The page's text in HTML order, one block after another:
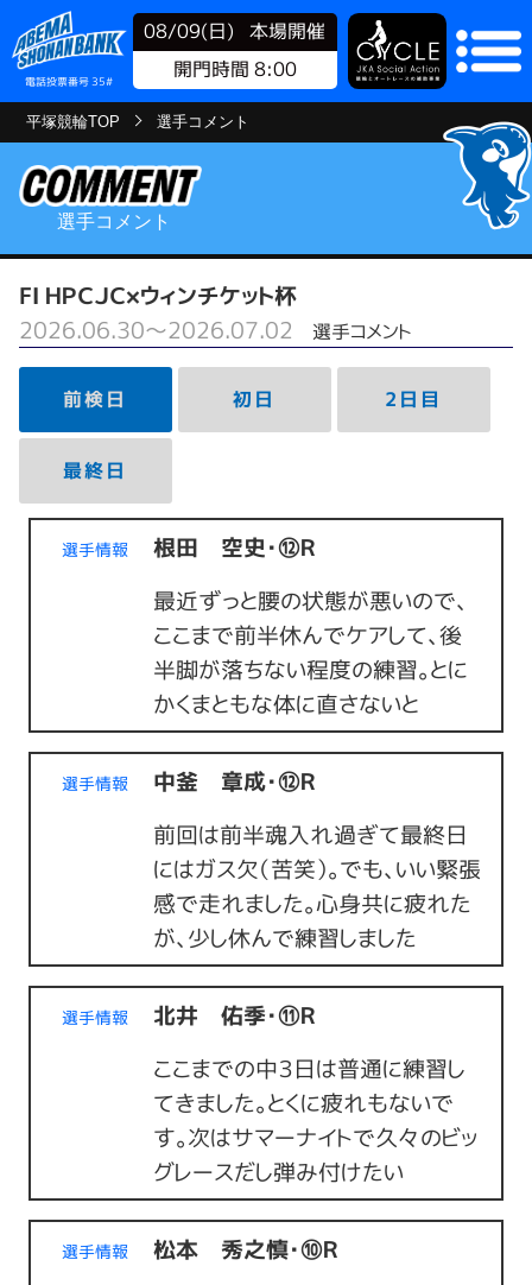
電話投票番号 35#
08/09(日)
本場開催
開門時間 8:00
平塚競輪TOP 選手コメント
選手コメント
FⅠ ＨＰＣＪＣ×ウィンチケット杯
2026.06.30～2026.07.02
選手コメント
前検日 初日 2日目
最終日
選手情報
根田 空史・⑫Ｒ
最近ずっと腰の状態が悪いので、
ここまで前半休んでケアして、後
半脚が落ちない程度の練習。とに
かくまともな体に直さないと
選手情報
中釜 章成・⑫Ｒ
前回は前半魂入れ過ぎて最終日
にはガス欠（苦笑）。でも、いい緊張
感で走れました。心身共に疲れた
が、少し休んで練習しました
選手情報
北井 佑季・⑪Ｒ
ここまでの中３日は普通に練習し
てきました。とくに疲れもないで
す。次はサマーナイトで久々のビッ
グレースだし弾み付けたい
選手情報
松本 秀之慎・⑩Ｒ